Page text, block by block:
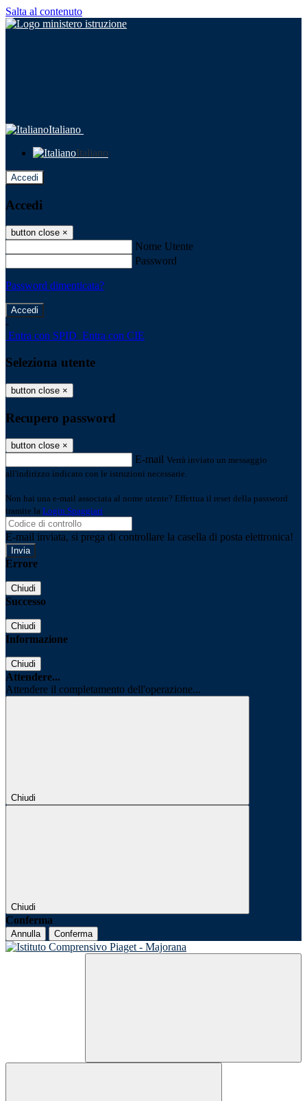
Salta al contenuto
Italiano
Italiano
Accedi
Accedi
button close ×
Nome Utente
Password
Password dimenticata?
-
Entra con SPID Entra con CIE
Seleziona utente
button close ×
Recupero password
button close ×
E-mail Verrà inviato un messaggio
all'indirizzo indicato con le istruzioni necessarie.
Non hai una e-mail associata al nome utente? Effettua il reset della password
tramite la Login Spaggiari
E-mail inviata, si prega di controllare la casella di posta elettronica!
Errore
Chiudi
Successo
Chiudi
Informazione
Chiudi
Attendere...
Attendere il completamento dell'operazione...
Chiudi
Chiudi
Conferma
Annulla Conferma